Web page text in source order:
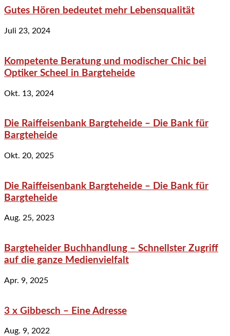
Gutes Hören bedeutet mehr Lebensqualität
Juli 23, 2024
Kompetente Beratung und modischer Chic bei
Optiker Scheel in Bargteheide
Okt. 13, 2024
Die Raiffeisenbank Bargteheide – Die Bank für
Bargteheide
Okt. 20, 2025
Die Raiffeisenbank Bargteheide – Die Bank für
Bargteheide
Aug. 25, 2023
Bargteheider Buchhandlung – Schnellster Zugriff
auf die ganze Medienvielfalt
Apr. 9, 2025
3 x Gibbesch – Eine Adresse
Aug. 9, 2022